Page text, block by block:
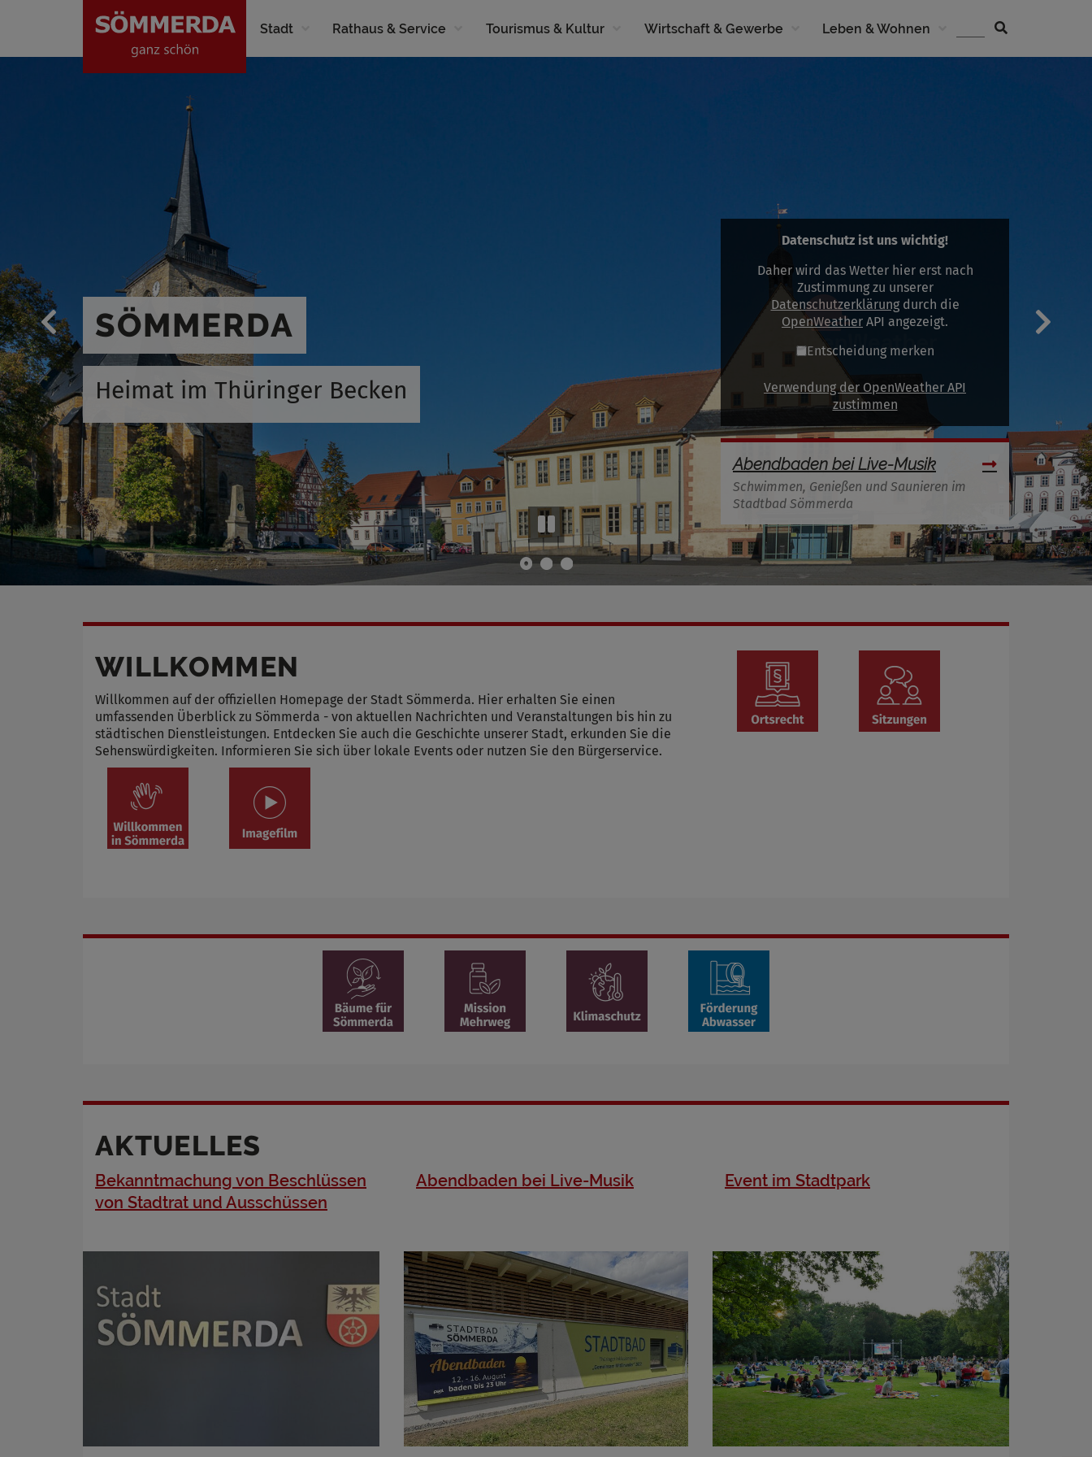
Stadt Rathaus & Service Tourismus & Kultur Wirtschaft & Gewerbe Leben & Wohnen
SÖMMERDA
Heimat im Thüringer Becken
Datenschutz ist uns wichtig!
Daher wird das Wetter hier erst nach
Zustimmung zu unserer
Datenschutzerklärungdurch die
OpenWeather API angezeigt.
Entscheidung merken
Verwendung der OpenWeather API
zustimmen
Abendbaden bei Live-Musik
Schwimmen, Genießen und Saunieren im
Stadtbad Sömmerda
WILLKOMMEN
Willkommen auf der offiziellen Homepage der Stadt Sömmerda. Hier erhalten Sie einen
umfassenden Überblick zu Sömmerda - von aktuellen Nachrichten und Veranstaltungen bis hin zu
städtischen Dienstleistungen. Entdecken Sie auch die Geschichte unserer Stadt, erkunden Sie die
Sehenswürdigkeiten. Informieren Sie sich über lokale Events oder nutzen Sie den Bürgerservice.
AKTUELLES
Bekanntmachung von Beschlüssen
von Stadtrat und Ausschüssen
Abendbaden bei Live-Musik Event im Stadtpark